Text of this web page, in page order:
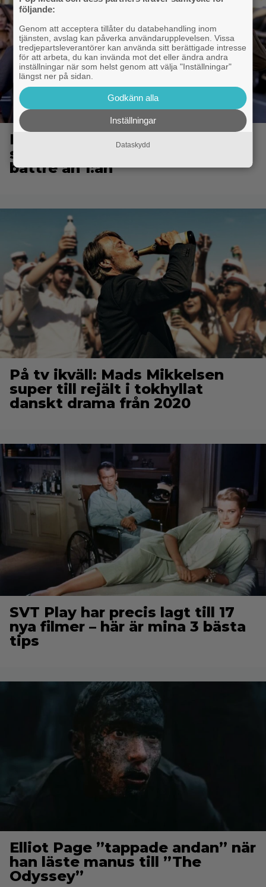
Ikväll på tv: ”Die Hard”-filmen
som Bruce Willis tyckte var
bättre än 1:an
På tv ikväll: Mads Mikkelsen
super till rejält i tokhyllat
danskt drama från 2020
SVT Play har precis lagt till 17
nya filmer – här är mina 3 bästa
tips
Elliot Page ”tappade andan” när
han läste manus till ”The
Odyssey”
följande:
Genom att acceptera tillåter du databehandling inom
tjänsten, avslag kan påverka användarupplevelsen. Vissa
tredjepartsleverantörer kan använda sitt berättigade intresse
för att arbeta, du kan invända mot det eller ändra andra
inställningar när som helst genom att välja "Inställningar"
längst ner på sidan.
Godkänn alla
Inställningar
Dataskydd